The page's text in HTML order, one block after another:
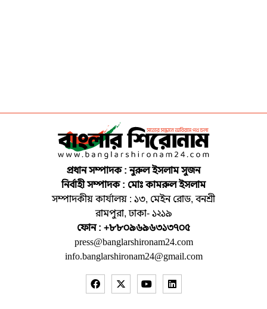
প্রধান সম্পাদক : নুরুল ইসলাম সুজন
নির্বাহী সম্পাদক : মোঃ কামরুল ইসলাম
সম্পাদকীয় কার্যালয় : ১৩, মেইন রোড, বনশ্রী
রামপুরা, ঢাকা- ১২১৯
ফোন : +৮৮০৯৬৯৬৩১৩৭০৫
press@banglarshironam24.com
info.banglarshironam24@gmail.com